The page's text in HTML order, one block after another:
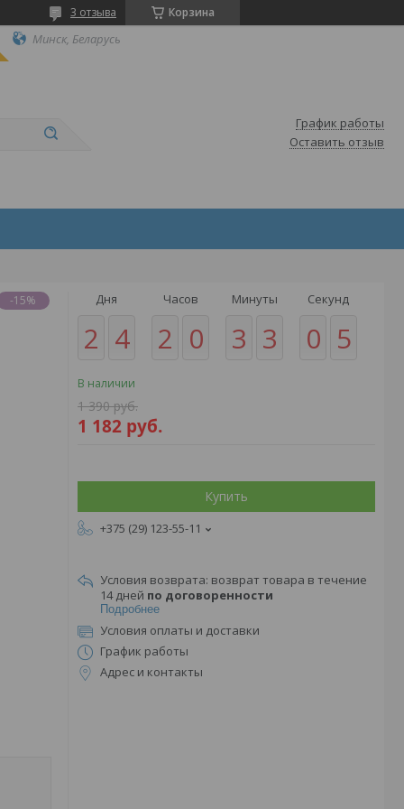
Корзина
3 отзыва
Минск, Беларусь
График работы
Оставить отзыв
-15% Дня
2 4
Часов
2 0
Минуты
3 3
Секунд
0 5
В наличии
1 390руб.
1 182 руб.
Купить
+375 (29) 123-55-11
возврат товара в течение
14 дней по договоренности
Подробнее
Условия оплаты и доставки
График работы
Адрес и контакты